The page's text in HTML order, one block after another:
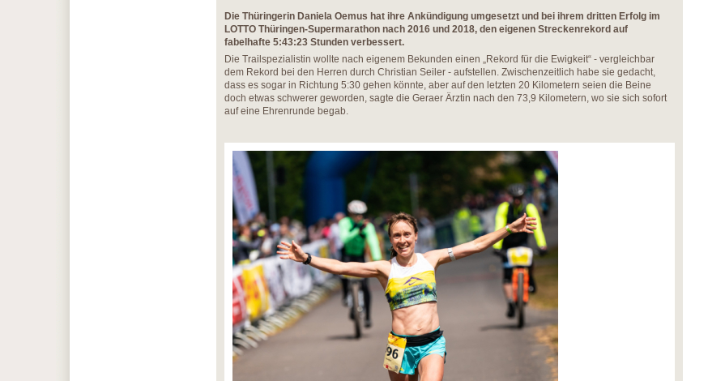
Die Thüringerin Daniela Oemus hat ihre Ankündigung umgesetzt und bei ihrem dritten Erfolg im
LOTTO Thüringen-Supermarathon nach 2016 und 2018, den eigenen Streckenrekord auf
fabelhafte 5:43:23 Stunden verbessert.
Die Trailspezialistin wollte nach eigenem Bekunden einen „Rekord für die Ewigkeit“ - vergleichbar
dem Rekord bei den Herren durch Christian Seiler - aufstellen. Zwischenzeitlich habe sie gedacht,
dass es sogar in Richtung 5:30 gehen könnte, aber auf den letzten 20 Kilometern seien die Beine
doch etwas schwerer geworden, sagte die Geraer Ärztin nach den 73,9 Kilometern, wo sie sich sofort
auf eine Ehrenrunde begab.